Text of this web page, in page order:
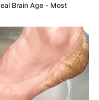
Brain Age - Most